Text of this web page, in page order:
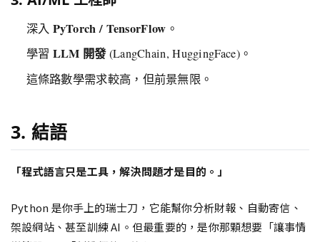
深入 PyTorch / TensorFlow 。
學習 LLM 開發(LangChain, HuggingFace)。
這條路數學需求較高，但前景無限。
3. 結語
「程式語言只是工具，解決問題才是目的。」
Python 是你手上的瑞士刀，它能幫你分析財報、自動寄信、
架設網站、甚至訓練 AI。但最重要的，是你那顆想要「讓事情